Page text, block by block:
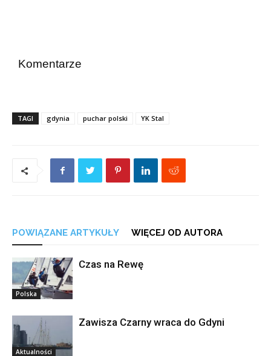
Komentarze
TAGI gdynia puchar polski YK Stal
POWIĄZANE ARTYKUŁY WIĘCEJ OD AUTORA
Polska
Czas na Rewę
Aktualności
Zawisza Czarny wraca do Gdyni